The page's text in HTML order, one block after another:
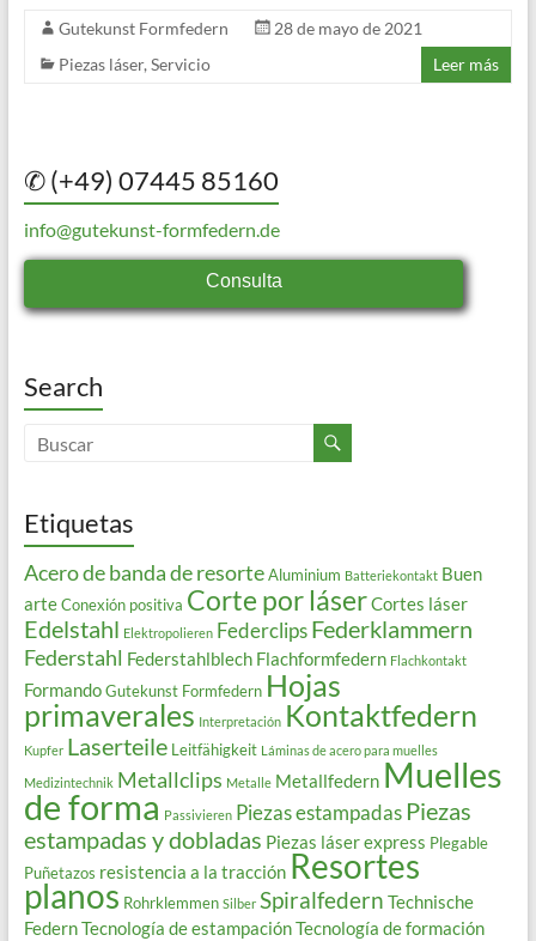
Gutekunst Formfedern
28 de mayo de 2021
Piezas láser, Servicio Leer más
✆ (+49) 07445 85160
info@gutekunst-formfedern.de
Consulta
Search
Etiquetas
Acero de banda de resorte Aluminium Batteriekontakt Buen
arte Conexión positiva Corte por láserCortes láser
Edelstahl Elektropolieren Federclips Federklammern
Federstahl Federstahlblech Flachformfedern Flachkontakt
Formando Gutekunst Formfedern Hojas
primaverales Interpretación Kontaktfedern
Kupfer Laserteile Leitfähigkeit Láminas de acero para muelles
Medizintechnik Metallclips Metalle Metallfedern Muelles
de forma Passivieren Piezas estampadas Piezas
estampadas y dobladas Piezas láser express Plegable
Puñetazos resistencia a la tracción Resortes
planos Rohrklemmen Silber Spiralfedern Technische
FedernTecnología de estampaciónTecnología de formación